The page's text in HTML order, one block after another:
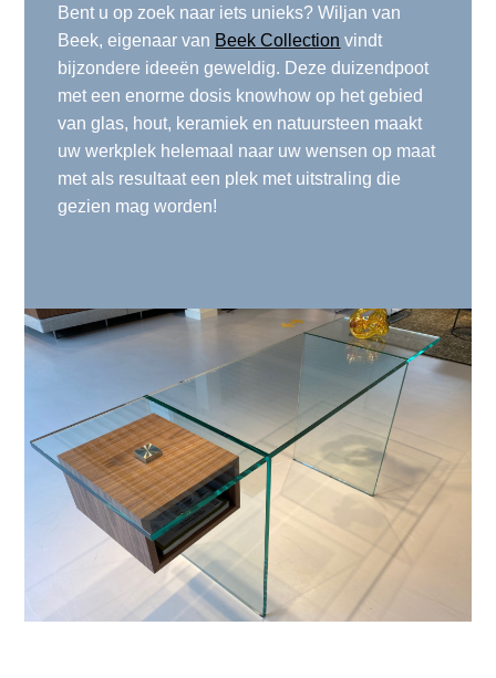
Bent u op zoek naar iets unieks? Wiljan van
Beek, eigenaar van Beek Collection vindt
bijzondere ideeën geweldig. Deze duizendpoot
met een enorme dosis knowhow op het gebied
van glas, hout, keramiek en natuursteen maakt
uw werkplek helemaal naar uw wensen op maat
met als resultaat een plek met uitstraling die
gezien mag worden!